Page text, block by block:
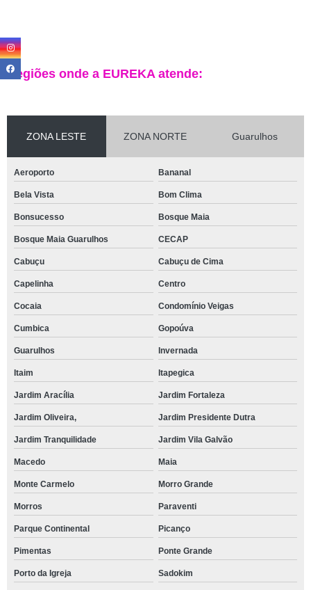
Regiões onde a EUREKA atende:
ZONA LESTE ZONA NORTE Guarulhos
Aeroporto Bananal
Bela Vista Bom Clima
Bonsucesso Bosque Maia
Bosque Maia Guarulhos CECAP
Cabuçu Cabuçu de Cima
Capelinha Centro
Cocaia Condomínio Veigas
Cumbica Gopoúva
Guarulhos Invernada
Itaim Itapegica
Jardim Aracília Jardim Fortaleza
Jardim Oliveira, Jardim Presidente Dutra
Jardim Tranquilidade Jardim Vila Galvão
Macedo Maia
Monte Carmelo Morro Grande
Morros Paraventi
Parque Continental Picanço
Pimentas Ponte Grande
Porto da Igreja Sadokim